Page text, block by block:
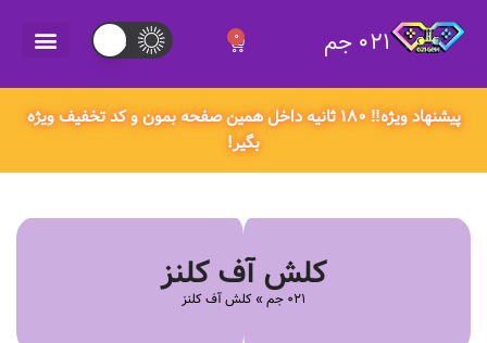
021 جم 0
پیشنهاد ویژه‼️ ۱۸۰ ثانیه داخل همین صفحه بمون و کد تخفیف ویژه
بگیر!
کلش آف کلنز
021 جم » کلش آف کلنز